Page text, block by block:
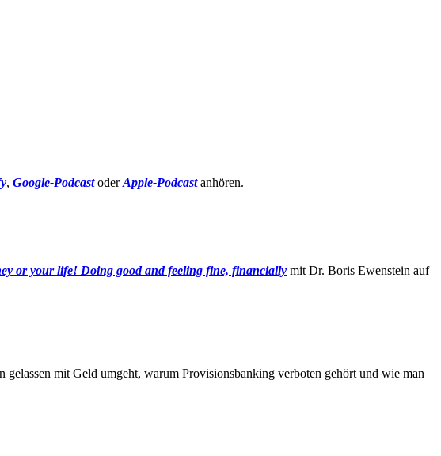
, Google-PodcastoderApple-Podcastanhören.
or your life! Doing good and feeling fine, financially mit Dr. Boris Ewenstein auf
mit Geld umgeht, warum Provisionsbanking verboten gehört und wie man